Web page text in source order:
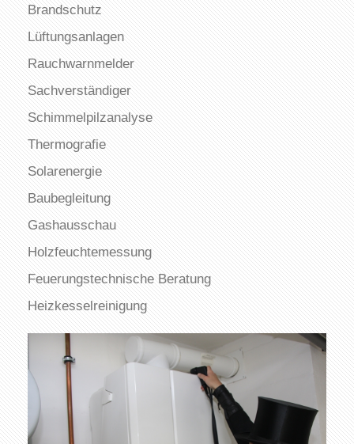
Brandschutz
Lüftungsanlagen
Rauchwarnmelder
Sachverständiger
Schimmelpilzanalyse
Thermografie
Solarenergie
Baubegleitung
Gashausschau
Holzfeuchtemessung
Feuerungstechnische Beratung
Heizkesselreinigung